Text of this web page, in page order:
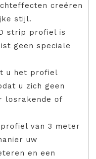
creëren
stijl.
strip profiel is
geen speciale
u het profiel
u zich geen
losrakende of
van 3 meter
uw
en een